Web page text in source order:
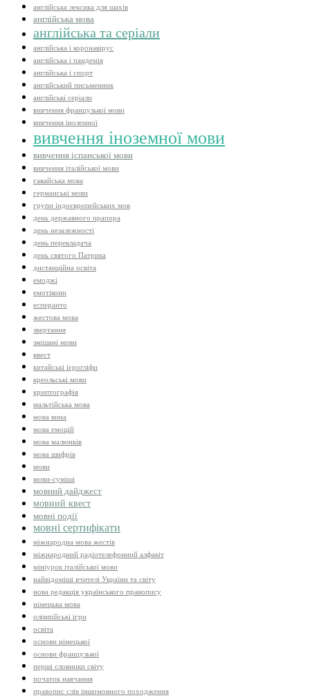
англійська лексика для шахів
англійська мова
англійська та серіали
англійська і коронавірус
англійська і пандемія
англійська і спорт
англійський письменник
англійські серіали
вивчення французької мови
вивчення іноземної
вивчення іноземної мови
вивчення іспанської мови
вивчення італійської мови
гавайська мова
германські мови
групи індоєвропейських мов
день державного прапора
день незалежності
день перекладача
день святого Патрика
дистанційна освіта
емоджі
емотікони
есперанто
жестова мова
звертання
змішані мови
квест
китайські ієрогліфи
креольські мови
криптографія
мальтійська мова
мова вина
мова емоцій
мова малюнків
мова шифрів
мови
мови-суміші
мовний дайджест
мовний квест
мовні події
мовні сертифікати
міжнародна мова жестів
міжнародний радіотелефонний алфавіт
мініурок італійської мови
найвідоміші вчителі України та світу
нова редакція українського правопису
німецька мова
олімпійські ігри
освіта
основи німецької
основи французької
перші словники світу
початок навчання
правопис слів іншомовного походження